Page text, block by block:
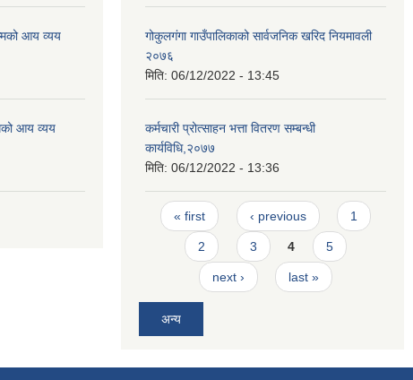
आय व्यय
आय व्यय
गोकुलगंगा गाउँपालिकाको सार्वजनिक खरिद नियमावली
२०७६
मिति: 06/12/2022 - 13:45
कर्मचारी प्रोत्साहन भत्ता वितरण सम्बन्धी
कार्यविधि,२०७७
मिति: 06/12/2022 - 13:36
Pages
« first ‹ previous 1
2 3 4 5
next › last »
अन्य